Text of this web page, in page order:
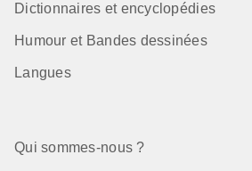
Dictionnaires et encyclopédies
Humour et Bandes dessinées
Langues
Qui sommes-nous ?